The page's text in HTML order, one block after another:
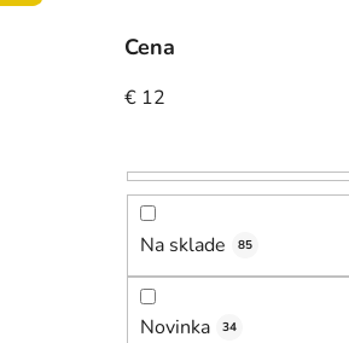
Cena
€ 12
Na sklade 85
Novinka 34